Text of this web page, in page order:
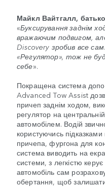
Майкл Вайтгалл,
«Буксирування заднім
вражаючим подвигом,
Discovery зробив все
«Регулятор», тож не
себе».
Покращена система
Advanced Tow Assist
причеп заднім ходом,
регулятор на
автомобілем. Водій
користуючись
причепа, фургона для
система виводить на
системи, з легкістю
автомобіль сам
обертання, щоб